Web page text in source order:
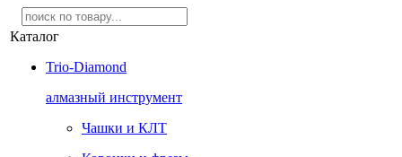
Каталог
Trio-Diamond
алмазный инструмент
Чашки и КЛТ